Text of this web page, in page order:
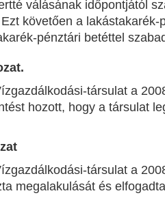
válásának időpontjától
követően a lakástakarék-
pénztári betéttel
társulat a
hozott, hogy a társulat
társulat a
megalakulását és